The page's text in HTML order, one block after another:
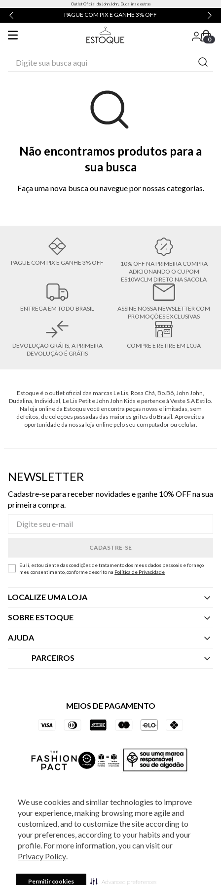
We use cookies and similar technologies to improve
your experience, making browsing more agile and
customized, and to customize the site according to
your preferences, according to your habits and your
profile. For more information, you can visit our
Privacy Policy.
Permitir cookies Advanced preferences
Outlet Oficial da John John, Dudalina e outras
PAGUE COM PIX E GANHE 3% OFF
0
Não encontramos produtos para a
sua busca
Faça uma nova busca ou navegue por nossas categorias.
PAGUE COM PIX E GANHE 3% OFF
10% OFF NA PRIMEIRA COMPRA
ADICIONANDO O CUPOM
ES10WCLM DIRETO NA SACOLA
ENTREGA EM TODO BRASIL
ASSINE NOSSA NEWSLETTER COM
PROMOÇÕES EXCLUSIVAS
DEVOLUÇÃO GRÁTIS, A PRIMEIRA
DEVOLUÇÃO É GRÁTIS
COMPRE E RETIRE EM LOJA
Estoque é o outlet oficial das marcas Le Lis, Rosa Chá, Bo.Bô, John John,
Dudalina, Individual, Le Lis Petit e John John Kids e pertence à Veste S.A Estilo.
Na loja online da Estoque você encontra peças novas e limitadas, sem
defeitos, de coleções passadas das maiores grifes do Brasil. Aproveite a
oportunidade da nossa loja online pelo seu computador ou celular.
NEWSLETTER
Cadastre-se para receber novidades e ganhe 10% OFF na sua
primeira compra.
Eu li, estou ciente das condições de tratamento dos meus dados pessoais e forneço
meu consentimento, conforme descrito na Política de Privacidade
LOCALIZE UMA LOJA
SOBRE ESTOQUE
Quem Somos
AJUDA
Central de Atendimento
Trocas e Devoluções
PARCEIROS
Vai de Visa
Azul Fidelidade
MEIOS DE PAGAMENTO
2025 - Veste S.A Estilo. Todos os direitos reservados - A loja Estoque reserva-
se no direito de corrigir ou alterar informações como: preços, promoções e
880 5520.Horário de Atendimento:
Sábados das 8h às 14h, exceto feriados. Veste S.A Estilo. Rua Othão, 405, Vila